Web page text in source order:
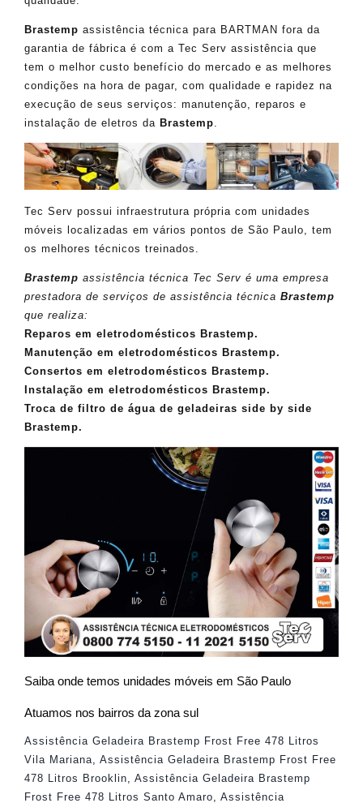
Brastemp assistência técnica para BARTMAN fora da
garantia de fábrica é com a Tec Serv assistência que
tem o melhor custo benefício do mercado e as melhores
condições na hora de pagar, com qualidade e rapidez na
execução de seus serviços: manutenção, reparos e
instalação de eletros da Brastemp.
Tec Serv possui infraestrutura própria com unidades
móveis localizadas em vários pontos de São Paulo, tem
os melhores técnicos treinados.
Brastemp assistência técnica Tec Serv é uma empresa
prestadora de serviços de assistência técnica Brastemp
que realiza:
Reparos em eletrodomésticos Brastemp.
Manutenção em eletrodomésticos Brastemp.
Consertos em eletrodomésticos Brastemp.
Instalação em eletrodomésticos Brastemp.
Troca de filtro de água de geladeiras side by side
Brastemp.
Saiba onde temos unidades móveis em São Paulo
Atuamos nos bairros da zona sul
Assistência Geladeira Brastemp Frost Free 478 Litros
Vila Mariana
Assistência Geladeira Brastemp Frost Free
478 Litros Brooklin
Assistência Geladeira Brastemp
Frost Free 478 Litros Santo Amaro
Assistência